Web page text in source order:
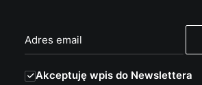
Akceptuję wpis do Newslettera